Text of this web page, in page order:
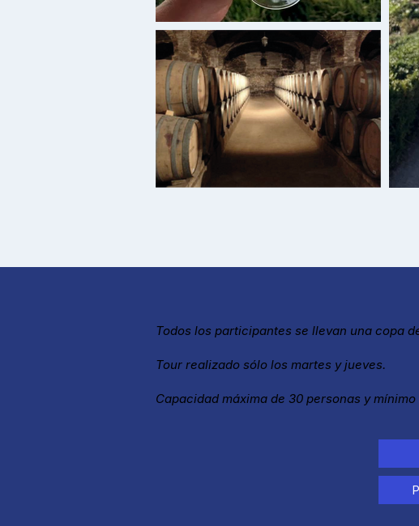
Todos los participantes se llevan una copa
Tour realizado sólo los martes y jueves.
Capacidad máxima de 30 personas y